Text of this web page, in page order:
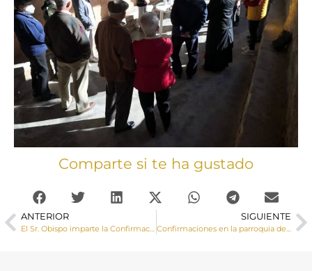
Comparte si te ha gustado
ANTERIOR
El Sr. Obispo imparte la Confirmación a un grupo de jóvenes de Villar de Olalla
SIGUIENTE
Confirmaciones en la parroquia de San Román (Cuenca)